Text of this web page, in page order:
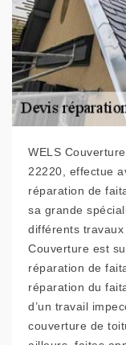
WELS
22220, effectue
réparation de
sa grande
différents
Couverture est
réparation de
réparation du
d’un travail
couverture de